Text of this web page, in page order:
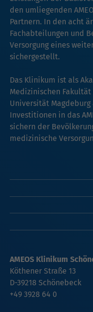
den umliegenden
Partnern. In den acht
Fachabteilungen und
Versorgung eines
sichergestellt.
Das Klinikum ist als
Medizinischen
Universität
Investitionen in das
sichern der
medizinische
AMEOS Klinikum
Köthener Straße 13
D-39218 Schönebeck
+49 3928 64 0